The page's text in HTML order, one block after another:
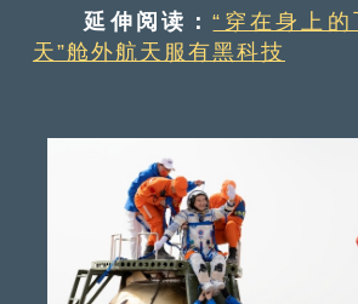
延伸阅读：“穿在身上的
天”舱外航天服有黑科技